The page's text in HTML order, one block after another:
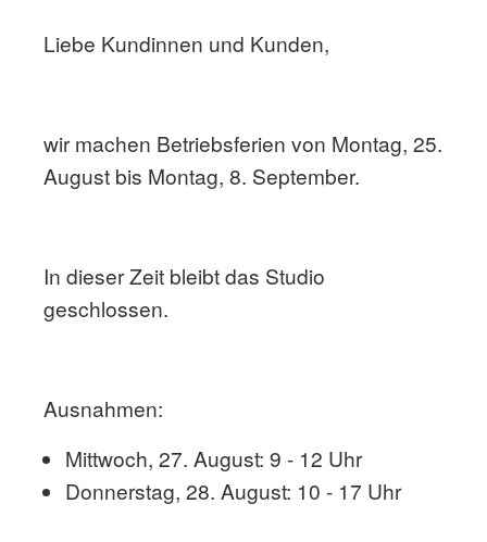
Liebe Kundinnen und Kunden,
wir machen Betriebsferien von Montag, 25.
August bis Montag, 8. September.
In dieser Zeit bleibt das Studio
geschlossen.
Ausnahmen:
Mittwoch, 27. August: 9 - 12 Uhr
Donnerstag, 28. August: 10 - 17 Uhr